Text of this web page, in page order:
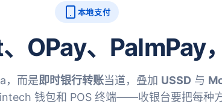
本地支付
OPay、PalmPay
，而是即时银行转账当道，叠加 USSD 与
钱包和 POS 终端——收银台要把每种